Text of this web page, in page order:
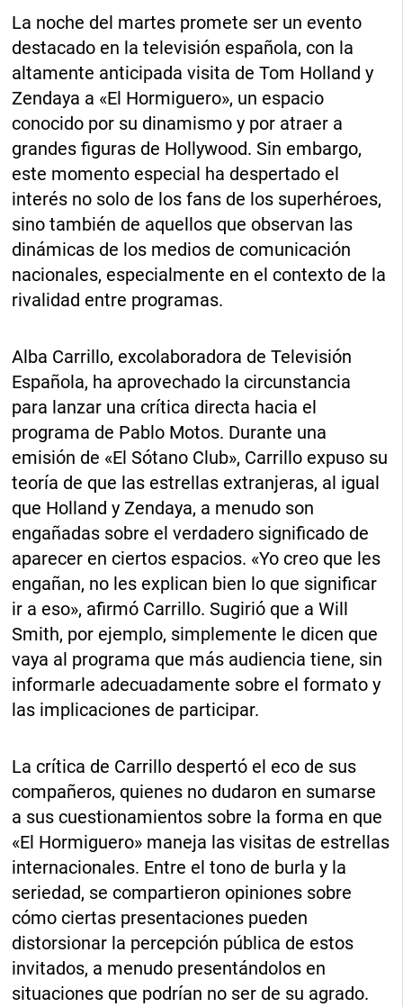
La noche del martes promete ser un evento
destacado en la televisión española, con la
altamente anticipada visita de Tom Holland y
Zendaya a «El Hormiguero», un espacio
conocido por su dinamismo y por atraer a
grandes figuras de Hollywood. Sin embargo,
este momento especial ha despertado el
interés no solo de los fans de los superhéroes,
sino también de aquellos que observan las
dinámicas de los medios de comunicación
nacionales, especialmente en el contexto de la
rivalidad entre programas.
Alba Carrillo, excolaboradora de Televisión
Española, ha aprovechado la circunstancia
para lanzar una crítica directa hacia el
programa de Pablo Motos. Durante una
emisión de «El Sótano Club», Carrillo expuso su
teoría de que las estrellas extranjeras, al igual
que Holland y Zendaya, a menudo son
engañadas sobre el verdadero significado de
aparecer en ciertos espacios. «Yo creo que les
engañan, no les explican bien lo que significar
ir a eso», afirmó Carrillo. Sugirió que a Will
Smith, por ejemplo, simplemente le dicen que
vaya al programa que más audiencia tiene, sin
informarle adecuadamente sobre el formato y
las implicaciones de participar.
La crítica de Carrillo despertó el eco de sus
compañeros, quienes no dudaron en sumarse
a sus cuestionamientos sobre la forma en que
«El Hormiguero» maneja las visitas de estrellas
internacionales. Entre el tono de burla y la
seriedad, se compartieron opiniones sobre
cómo ciertas presentaciones pueden
distorsionar la percepción pública de estos
invitados, a menudo presentándolos en
situaciones que podrían no ser de su agrado.